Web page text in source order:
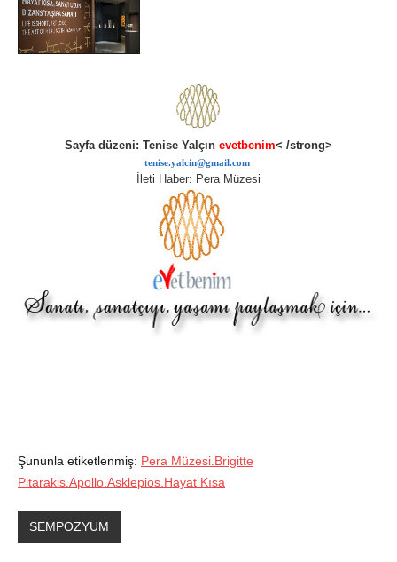
Sayfa düzeni: Tenise Yalçın evetbenim< /strong>
tenise.yalcin@gmail.com
İleti Haber: Pera Müzesi
Şununla etiketlenmiş: Pera Müzesi.Brigitte
Pitarakis.Apollo.Asklepios.Hayat Kısa
SEMPOZYUM